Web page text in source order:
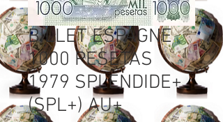
BILLET ESPAGNE
1000 PESETAS
1979 SPLENDIDE+
(SPL+) AU+